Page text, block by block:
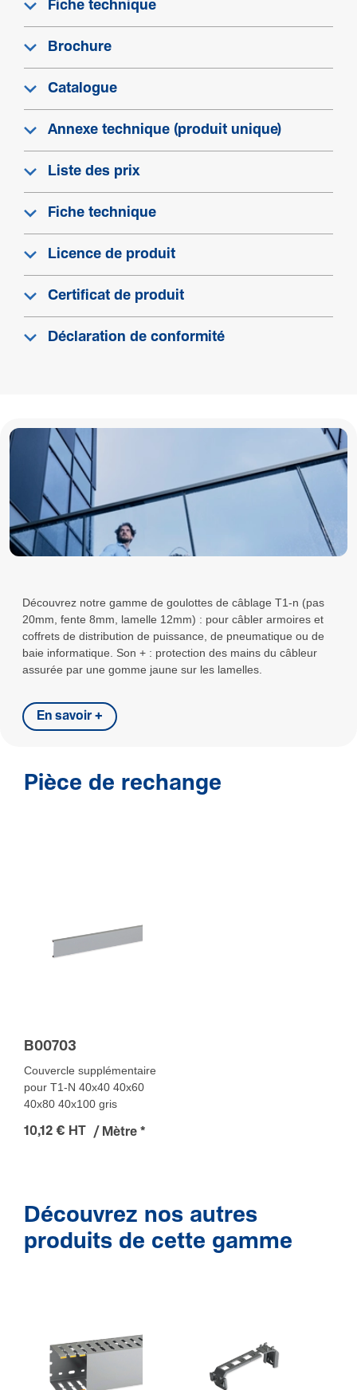
Fiche technique
Brochure
Catalogue
Annexe technique (produit unique)
Liste des prix
Fiche technique
Licence de produit
Certificat de produit
Déclaration de conformité
Découvrez notre gamme de goulottes de câblage T1-n (pas
20mm, fente 8mm, lamelle 12mm) : pour câbler armoires et
coffrets de distribution de puissance, de pneumatique ou de
baie informatique. Son + : protection des mains du câbleur
assurée par une gomme jaune sur les lamelles.
En savoir +
Pièce de rechange
B00703
Couvercle supplémentaire
pour T1-N 40x40 40x60
40x80 40x100 gris
10,12 € HT / Mètre *
Découvrez nos autres
produits de cette gamme